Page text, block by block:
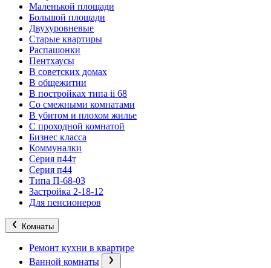
Маленькой площади
Большой площади
Двухуровневые
Старые квартиры
Распашонки
Пентхаусы
В советских домах
В общежитии
В постройках типа ii 68
Со смежными комнатами
В убитом и плохом жилье
С проходной комнатой
Бизнес класса
Коммуналки
Серия п44т
Серия п44
Типа П-68-03
Застройка 2-18-12
Для пенсионеров
Комнаты
Ремонт кухни в квартире
Ванной комнаты